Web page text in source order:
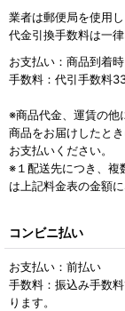
業者は郵便局を使用し
代金引換手数料は一律
お支払い：商品到着時
手数料：代引手数料
※商品代金、運賃の他
商品をお届けしたと
お支払いください。
※１配送先につき、複
は上記料金表の金額に
コンビニ払い
お支払い：前払い
手数料：振込み手数
ります。